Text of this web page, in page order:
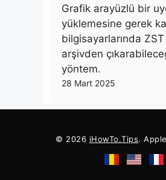
Grafik arayüzlü bir
yüklemesine gerek
bilgisayarlarında ZST
arşivden
yöntem.
28 Mart 2025
© 2026 iHowTo.Tips.